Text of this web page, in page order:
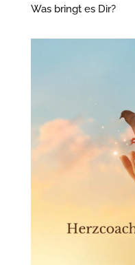
Was bringt es Dir?